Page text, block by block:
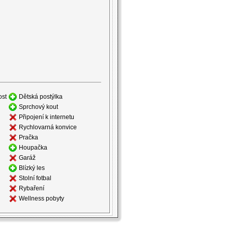
Dětská postýlka
Sprchový kout
Připojení k internetu
Rychlovarná konvice
Pračka
Houpačka
Garáž
Blízký les
Stolní fotbal
Rybaření
Wellness pobyty